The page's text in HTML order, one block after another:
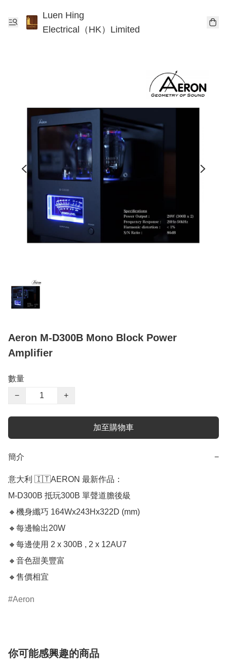
Luen Hing
Electrical（HK）Limited
Aeron M-D300B Mono Block Power
Amplifier
數量
−
+
加至購物車
簡介 −
意大利 🇮🇹AERON 最新作品：
M-D300B 抵玩300B 單聲道膽後級
🔸機身纖巧 164Wx243Hx322D (mm)
🔸每邊輸出20W
🔸每邊使用 2 x 300B , 2 x 12AU7
🔸音色甜美豐富
🔸售價相宜
Aeron
你可能感興趣的商品